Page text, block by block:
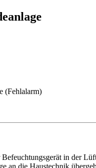
(Fehlalarm)
in der